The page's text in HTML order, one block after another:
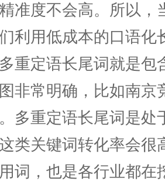
准度不会高。所以
利用低成本的口语化
重定语长尾词就是
非常明确，比如南
多重定语长尾词是处
类关键词转化率会很
词，也是各行业都在